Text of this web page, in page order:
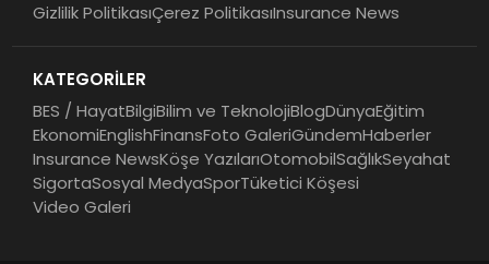
Gizlilik PolitikasıÇerez PolitikasıInsurance News
KATEGORİLER
BES / HayatBilgiBilim ve TeknolojiBlogDünyaEğitim
EkonomiEnglishFinansFoto GaleriGündemHaberler
Insurance NewsKöşe YazılarıOtomobilSağlıkSeyahat
SigortaSosyal MedyaSporTüketici Köşesi
Video Galeri